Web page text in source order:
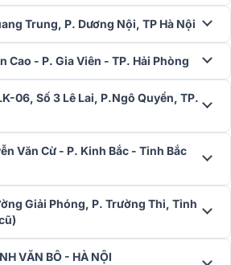
và công suất cực đại lên đến 400W, loa
IS6T có khả năng cung cấp âm thanh
đáp ứng được nhu cầu của các ứng dụng
gian nhỏ đến lớn.
đáp ứng rộng từ 85 Hz đến 20,000 Hz,
đối từ âm trầm sâu đến âm cao sáng.
lên đến 119 dB, loa có thể tạo ra âm thanh
Trung, P. Dương Nội, TP Hà Nội
Cao - P. Gia Viên - TP. Hải Phòng
06, Số 3 Lê Lai, P.Ngô Quyền, TP.
Văn Cừ - P. Kinh Bắc - Tỉnh Bắc
Giải Phóng, P. Trường Thi, Tỉnh
VĂN BÔ - HÀ NỘI